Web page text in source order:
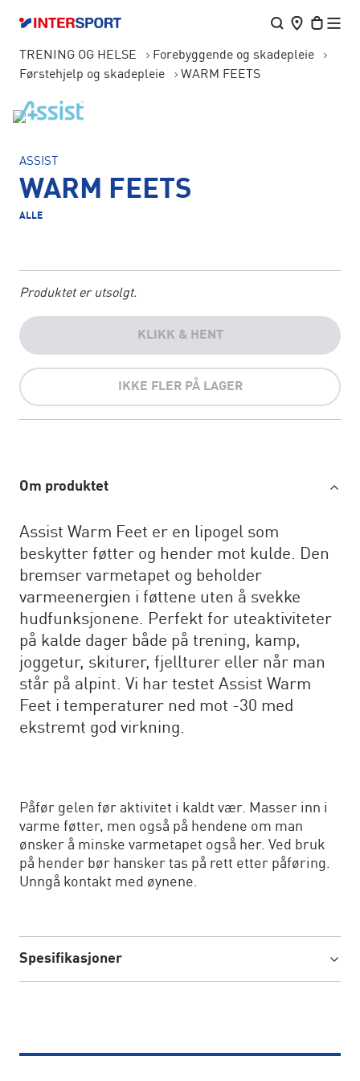
TRENING OG HELSE
Forebyggende og skadepleie
Førstehjelp og skadepleie
WARM FEETS
ASSIST
WARM FEETS
ALLE
Produktet er utsolgt.
KLIKK & HENT
IKKE FLER PÅ LAGER
Om produktet
Assist Warm Feet er en lipogel som
beskytter føtter og hender mot kulde. Den
bremser varmetapet og beholder
varmeenergien i føttene uten å svekke
hudfunksjonene. Perfekt for uteaktiviteter
på kalde dager både på trening, kamp,
joggetur, skiturer, fjellturer eller når man
står på alpint. Vi har testet Assist Warm
Feet i temperaturer ned mot -30 med
ekstremt god virkning.
Påfør gelen før aktivitet i kaldt vær. Masser inn i
varme føtter, men også på hendene om man
ønsker å minske varmetapet også her. Ved bruk
på hender bør hansker tas på rett etter påføring.
Unngå kontakt med øynene.
Spesifikasjoner